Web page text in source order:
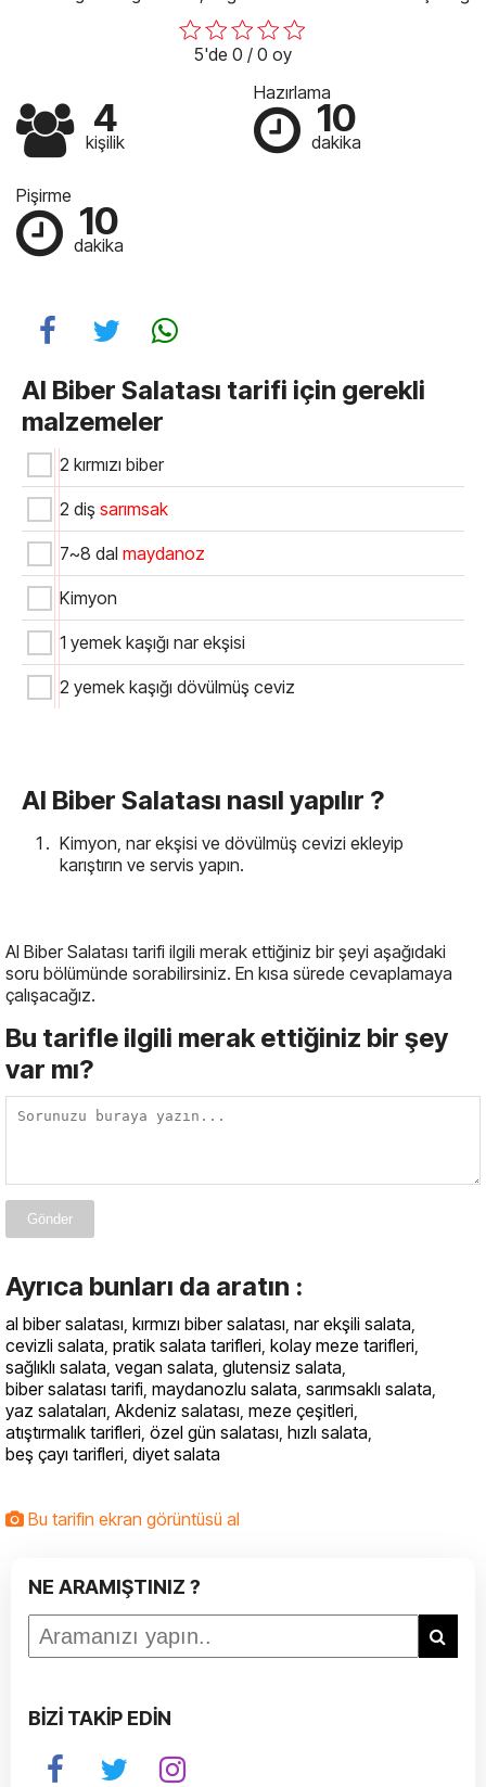
5'de 0 / 0 oy
4
kişilik
Hazırlama
10
dakika
Pişirme
10
dakika
Al Biber Salatası tarifi için gerekli
malzemeler
2 kırmızı biber
2 diş sarımsak
7~8 dal maydanoz
Kimyon
1 yemek kaşığı nar ekşisi
2 yemek kaşığı dövülmüş ceviz
Al Biber Salatası nasıl yapılır ?
Kimyon, nar ekşisi ve dövülmüş cevizi ekleyip
karıştırın ve servis yapın.
Al Biber Salatası tarifi ilgili merak ettiğiniz bir şeyi aşağıdaki
soru bölümünde sorabilirsiniz. En kısa sürede cevaplamaya
çalışacağız.
Bu tarifle ilgili merak ettiğiniz bir şey
var mı?
Gönder
Ayrıca bunları da aratın :
al biber salatası, kırmızı biber salatası, nar ekşili salata,
cevizli salata, pratik salata tarifleri, kolay meze tarifleri,
sağlıklı salata, vegan salata, glutensiz salata,
biber salatası tarifi, maydanozlu salata, sarımsaklı salata,
yaz salataları, Akdeniz salatası, meze çeşitleri,
atıştırmalık tarifleri, özel gün salatası, hızlı salata,
beş çayı tarifleri, diyet salata
Bu tarifin ekran görüntüsü al
NE ARAMIŞTINIZ ?
BİZİ TAKİP EDİN